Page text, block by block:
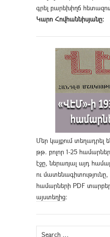
գրել բարեխիղճ
Կարո Հովհաննիսյանը։
Մեր կայքում տեղադրել
թթ. բոլոր 1-25
էջը, ներառյալ այդ
ու մատենագիտությունը,
համարների PDF
այստեղից։
Search